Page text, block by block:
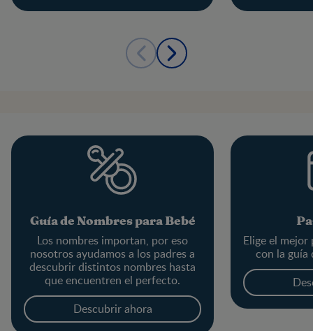
Guía de Nombres para Bebé
Los nombres importan, por eso
nosotros ayudamos a los padres a
descubrir distintos nombres hasta
que encuentren el perfecto.
Descubrir ahora
Elige el
con la guía